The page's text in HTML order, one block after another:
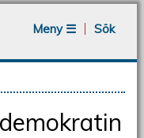
Meny ☰
Sök